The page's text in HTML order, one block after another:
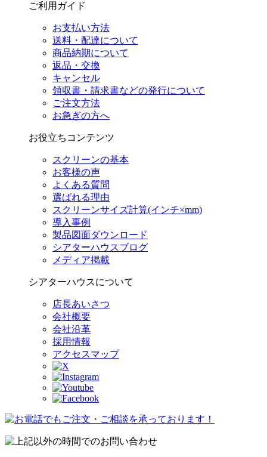
ご利用ガイド
お支払い方法
送料・配達について
商品納期について
返品・交換
キャンセル
領収書・請求書などの発行について
ご注文方法
お急ぎの方へ
お役立ちコンテンツ
スクリーンの基本
お客様の声
よくある質問
選ばれる理由
スクリーンサイズ計算(インチ×mm)
導入事例
製品図面ダウンロード
シアターハウスブログ
メディア掲載
シアターハウスについて
店長あいさつ
会社概要
会社沿革
採用情報
アクセスマップ